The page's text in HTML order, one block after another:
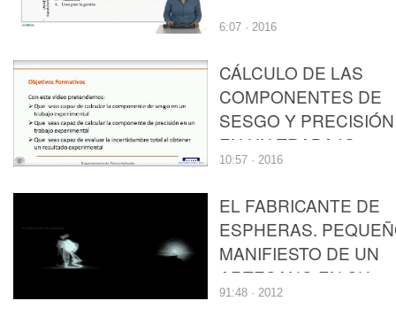
medios receptores
6:07 · 2016
CÁLCULO DE LAS
COMPONENTES DE
SESGO Y PRECISIÓN
EN UN TRABAJO
EXPERIMENTAL
10:57 · 2016
EL FABRICANTE DE
ESPHERAS.
MANIFIESTO DE UN
ARTESANO EN SU
TALLER.
91:48 · 2012